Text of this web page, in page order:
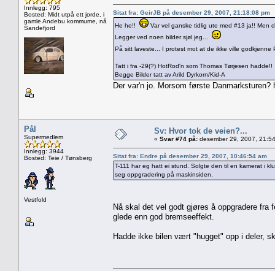
Innlegg: 795
Bosted: Midt utpå ett jorde, i
gamle Andebu kommume, nå
Sandefjord
Sitat fra: GeirJB på desember 29, 2007, 21:18:08 pm
He he!!
Var vel ganske tidlig ute med #13 ja!! Men
Legger ved noen bilder sjøl jeg...
På sitt laveste... I protest mot at de ikke ville
Tatt i fra -29(?) HotRod'n som Thomas Tørjesen hadde!!
Begge Bilder tatt av Arild Dyrkorn/Kid-A
Der var'n jo. Morsom første Danmarksturen?
Pål
Supermedlem
Innlegg: 3944
Bosted: Teie / Tønsberg
Vestfold
Sv: Hvor tok de veien?...
« Svar #74 på: desember 29, 2007,
Sitat fra: Endre på desember 29, 2007, 10:46:54 am
T-111 har eg hatt ei stund. Solgte den til en kamerat i
seg oppgradering på maskinsiden.
Nå skal det vel godt gjøres å oppgradere
glede enn god bremseeffekt.
Hadde ikke bilen vært "hugget" opp i deler,